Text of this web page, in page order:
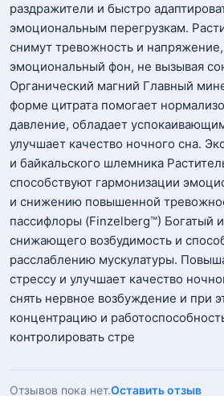
раздражители и быстро
эмоциональным перегрузкам.
снимут тревожность и
эмоциональный фон, не вызывая
Органический магний Главный
форме цитрата помогает
давление, обладает
улучшает качество ночного сна.
и байкальского шлемника
способствуют гармонизации
и снижению повышенной
пассифлоры (Finzelberg™) Богатый
снижающего возбудимость и
расслаблению мускулатуры.
стрессу и улучшает качество
снять нервное возбуждение и при
концентрацию и
контролировать стре
Отзывов пока нет.Оставить отзыв